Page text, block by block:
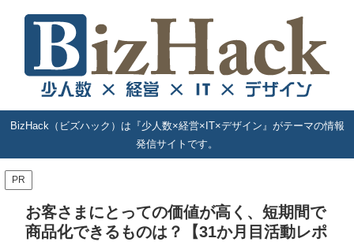
BizHack（ビズハック）は『少人数×経営×IT×デザイン』がテーマの情報
発信サイトです。
PR
お客さまにとっての価値が高く、短期間で
商品化できるものは？【31か月目活動レポ